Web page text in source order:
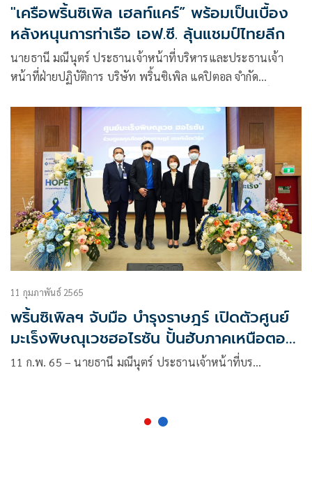
"เครือพริ้นซิเพิล เฮลท์แคร์” พร้อมเป็นเบื้อง
หลังหนุนการท่าเรือ เอฟ.ซี. ลุ้นแชมป์ไทยลีก
นายธานี มณีนุตร์ ประธานเจ้าหน้าที่บริหารและประธานเจ้า
หน้าที่ฝ่ายปฏิบัติการ บริษัท พริ้นซิเพิล แคปิตอล จำกัด
11 กุมภาพันธ์ 2565
พริ้นซิเพิลฯ จับมือ บำรุงราษฎร์ เปิดตัวศูนย์
มะเร็งพิษณุเวชฮอไรซัน ปั้นฮับภาคเหนือตอน
ล่าง
11 ก.พ. 65 – นายธานี มณีนุตร์ ประธานเจ้าหน้าที่บร…